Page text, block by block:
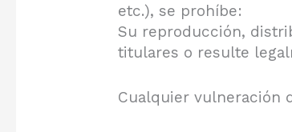
etc.), se prohíbe:
Su reproducción,
titulares o resulte
Cualquier vulneración